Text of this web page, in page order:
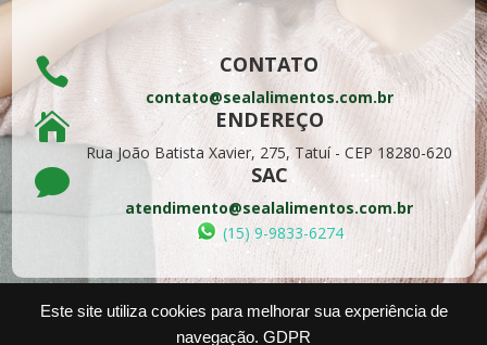
Este site utiliza cookies para melhorar sua experiência de
navegação. GDPR
RUA SARGENTO SILVINO MACÊDO, 620
Brasil
3972 km
Directions
MERCADINHO SÃO DOMINGOS
RUA CONCELHEIRO SEVERINO FRANCISCO ALVES,
VITÓRIA DE SANTO ANTÃO
Brasil
 CONTATO
contato@sealalimentos.com.br
 ENDEREÇO
Rua João Batista Xavier, 275, Tatuí - CEP 18280-620
 SAC
atendimento@sealalimentos.com.br
(15) 9-9833-6274